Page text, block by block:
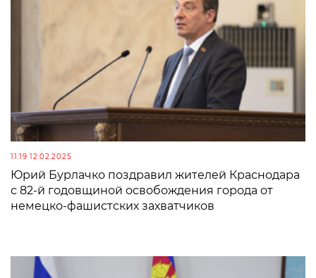
11:19 12.02.2025
Юрий Бурлачко поздравил жителей Краснодара
с 82-й годовщиной освобождения города от
немецко-фашистских захватчиков